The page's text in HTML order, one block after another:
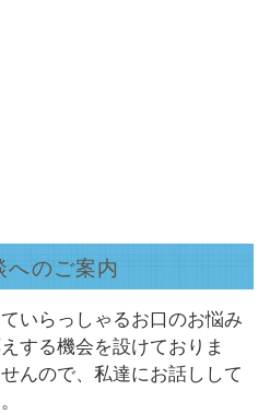
へのご案内
いらっしゃるお口のお悩み
する機会を設けておりま
んので、私達にお話しして